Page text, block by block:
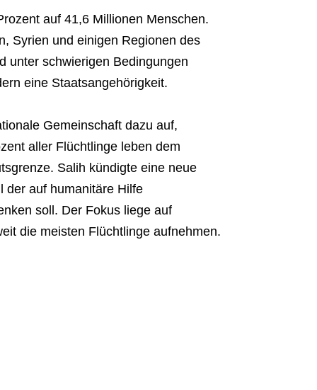
auf 41,6 Millionen Menschen.
Syrien und einigen Regionen des
unter schwierigen Bedingungen
eine Staatsangehörigkeit.
Gemeinschaft dazu auf,
aller Flüchtlinge leben dem
Salih kündigte eine neue
der auf humanitäre Hilfe
soll. Der Fokus liege auf
die meisten Flüchtlinge aufnehmen.